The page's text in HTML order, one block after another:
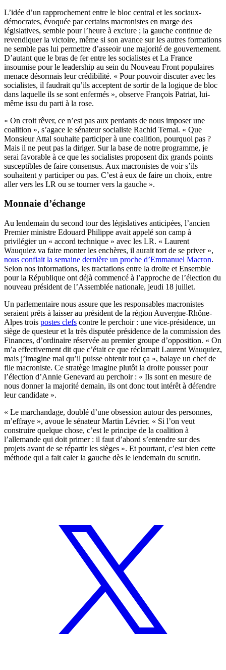
L’idée d’un rapprochement entre le bloc central et les sociaux-
démocrates, évoquée par certains macronistes en marge des
législatives, semble pour l’heure à exclure ; la gauche continue de
revendiquer la victoire, même si son avance sur les autres formations
ne semble pas lui permettre d’asseoir une majorité de gouvernement.
D’autant que le bras de fer entre les socialistes et La France
insoumise pour le leadership au sein du Nouveau Front populaires
menace désormais leur crédibilité. « Pour pouvoir discuter avec les
socialistes, il faudrait qu’ils acceptent de sortir de la logique de bloc
dans laquelle ils se sont enfermés », observe François Patriat, lui-
même issu du parti à la rose.
« On croit rêver, ce n’est pas aux perdants de nous imposer une
coalition », s’agace le sénateur socialiste Rachid Temal. « Que
Monsieur Attal souhaite participer à une coalition, pourquoi pas ?
Mais il ne peut pas la diriger. Sur la base de notre programme, je
serai favorable à ce que les socialistes proposent dix grands points
susceptibles de faire consensus. Aux macronistes de voir s’ils
souhaitent y participer ou pas. C’est à eux de faire un choix, entre
aller vers les LR ou se tourner vers la gauche ».
Monnaie d’échange
Au lendemain du second tour des législatives anticipées, l’ancien
Premier ministre Edouard Philippe avait appelé son camp à
privilégier un « accord technique » avec les LR. « Laurent
Wauquiez va faire monter les enchères, il aurait tort de se priver »,
nous confiait la semaine dernière un proche d’Emmanuel Macron.
Selon nos informations, les tractations entre la droite et Ensemble
pour la République ont déjà commencé à l’approche de l’élection du
nouveau président de l’Assemblée nationale, jeudi 18 juillet.
Un parlementaire nous assure que les responsables macronistes
seraient prêts à laisser au président de la région Auvergne-Rhône-
Alpes trois postes clefs contre le perchoir : une vice-présidence, un
siège de questeur et la très disputée présidence de la commission des
Finances, d’ordinaire réservée au premier groupe d’opposition. « On
m’a effectivement dit que c’était ce que réclamait Laurent Wauquiez,
mais j’imagine mal qu’il puisse obtenir tout ça », balaye un chef de
file macroniste. Ce stratège imagine plutôt la droite pousser pour
l’élection d’Annie Genevard au perchoir : « Ils sont en mesure de
nous donner la majorité demain, ils ont donc tout intérêt à défendre
leur candidate ».
« Le marchandage, doublé d’une obsession autour des personnes,
m’effraye », avoue le sénateur Martin Lévrier. « Si l’on veut
construire quelque chose, c’est le principe de la coalition à
l’allemande qui doit primer : il faut d’abord s’entendre sur des
projets avant de se répartir les sièges ». Et pourtant, c’est bien cette
méthode qui a fait caler la gauche dès le lendemain du scrutin.